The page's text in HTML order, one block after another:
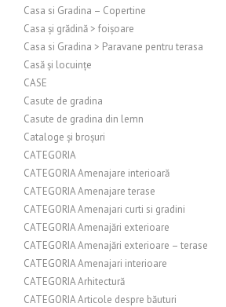
Casa si Gradina – Copertine
Casa și grădină > foișoare
Casa si Gradina > Paravane pentru terasa
Casă și locuințe
CASE
Casute de gradina
Casute de gradina din lemn
Cataloge și broșuri
CATEGORIA
CATEGORIA Amenajare interioară
CATEGORIA Amenajare terase
CATEGORIA Amenajari curti si gradini
CATEGORIA Amenajări exterioare
CATEGORIA Amenajări exterioare – terase
CATEGORIA Amenajari interioare
CATEGORIA Arhitectură
CATEGORIA Articole despre băuturi